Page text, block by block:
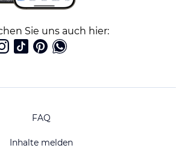
Sie uns auch hier:
FAQ
Inhalte melden